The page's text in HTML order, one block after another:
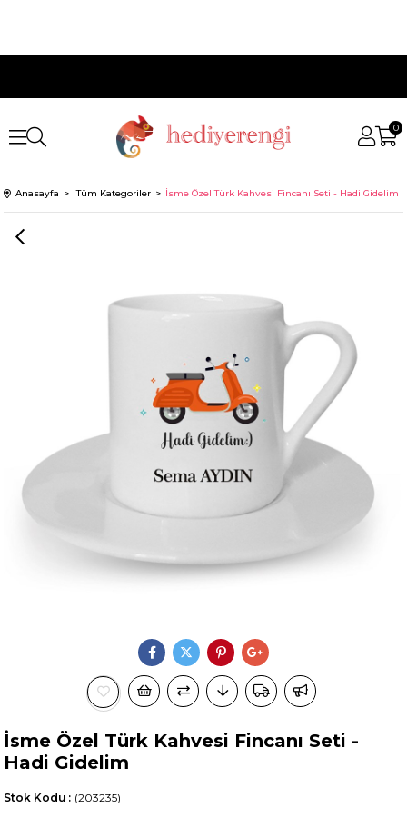
0
Anasayfa Tüm Kategoriler İsme Özel Türk Kahvesi Fincanı Seti - Hadi Gidelim
İsme Özel Türk Kahvesi Fincanı Seti -
Hadi Gidelim
(203235)
Stok Kodu